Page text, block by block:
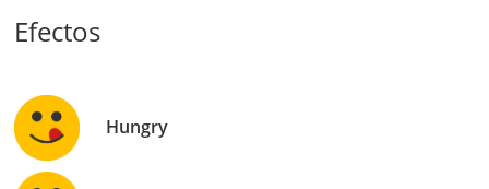
Efectos
Hungry